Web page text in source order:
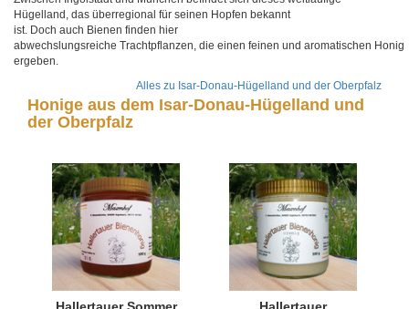
Hügelland, das überregional für seinen Hopfen bekannt
ist. Doch auch Bienen finden hier
abwechslungsreiche Trachtpflanzen, die einen feinen und aromatischen Honig
ergeben.
Alles zu Isar-Donau-Hügelland und der Oberpfalz
Honige aus dem Isar-Donau-Hügelland und
der Oberpfalz